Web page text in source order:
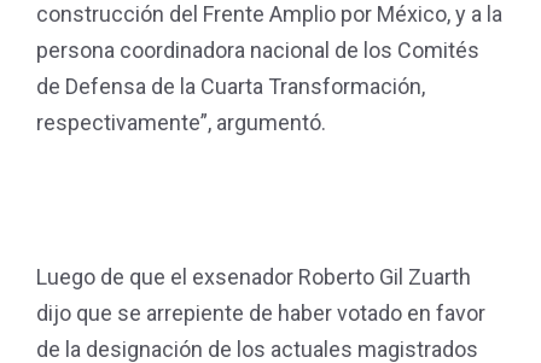
construcción del Frente Amplio por México, y a la
persona coordinadora nacional de los Comités
de Defensa de la Cuarta Transformación,
respectivamente”, argumentó.
Luego de que el exsenador Roberto Gil Zuarth
dijo que se arrepiente de haber votado en favor
de la designación de los actuales magistrados